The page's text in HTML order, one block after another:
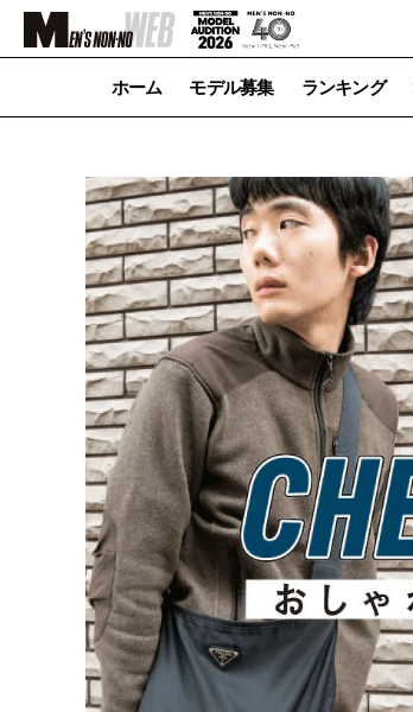
ホーム モデル募集 ランキング